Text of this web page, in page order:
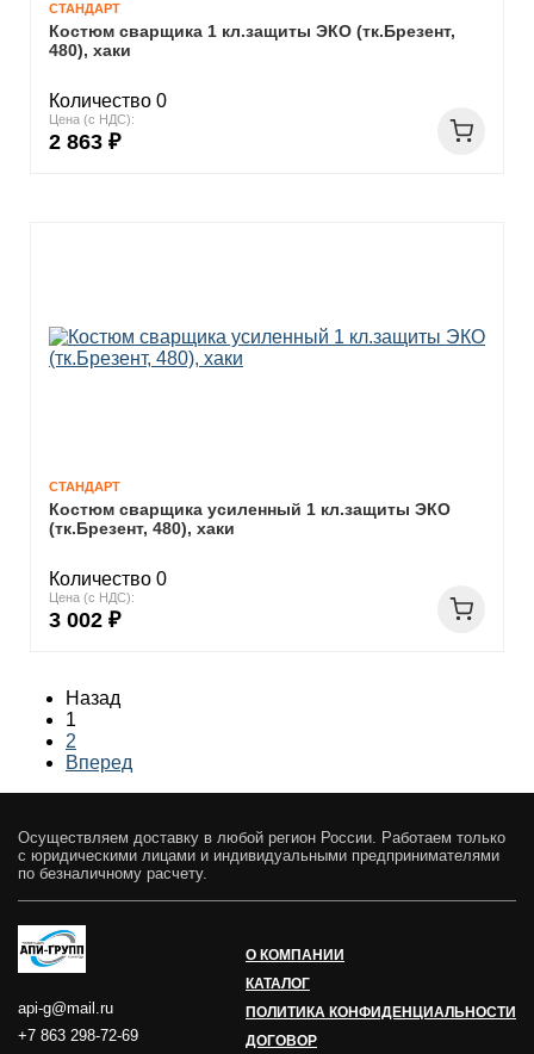
СТАНДАРТ
Костюм сварщика 1 кл.защиты ЭКО (тк.Брезент,
480), хаки
Количество 0
Цена (с НДС):
2 863 ₽
СТАНДАРТ
Костюм сварщика усиленный 1 кл.защиты ЭКО
(тк.Брезент, 480), хаки
Количество 0
Цена (с НДС):
3 002 ₽
Назад
1
2
Вперед
Осуществляем доставку в любой регион России. Работаем только
с юридическими лицами и индивидуальными предпринимателями
по безналичному расчету.
api-g@mail.ru
+7 863 298-72-69
О КОМПАНИИ
КАТАЛОГ
ПОЛИТИКА КОНФИДЕНЦИАЛЬНОСТИ
ДОГОВОР